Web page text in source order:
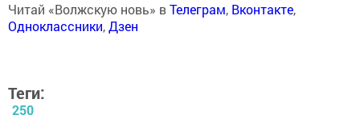
Читай «Волжскую новь» вТелеграм, Вконтакте,
Одноклассники,Дзен
Теги:
250